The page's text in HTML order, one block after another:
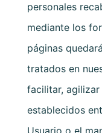
personales
mediante los
páginas
tratados en
facilitar,
establecidos
Usuario o el